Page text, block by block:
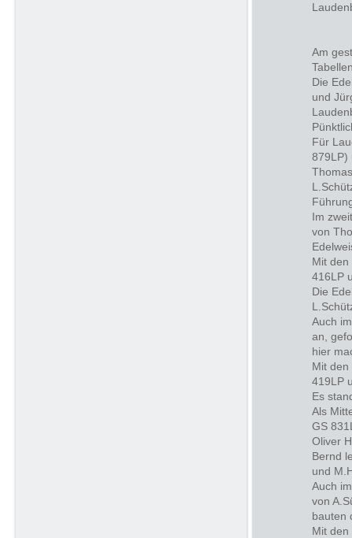
Am
Die
und
Für
879LP)
Im
von
Mit den
416LP
Die
Auch
an,
hier
Mit den
419LP
Es
Als
GS
Oliver
Bernd
und
Auch
von
bauten
Mit den